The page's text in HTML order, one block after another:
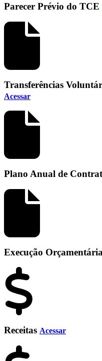
Parecer Prévio do TCE
Transferências
Acessar
Plano Anual de
Execução Orçamentária
Receitas Acessar